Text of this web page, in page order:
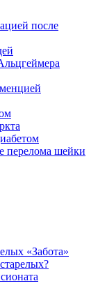
после
перелома шейки
«Забота»